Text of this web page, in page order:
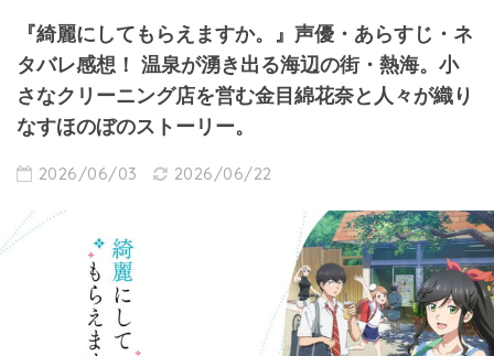
『綺麗にしてもらえますか。』声優・あらすじ・ネ
タバレ感想！ 温泉が湧き出る海辺の街・熱海。小
さなクリーニング店を営む金目綿花奈と人々が織り
なすほのぼのストーリー。
2026/06/03 2026/06/22